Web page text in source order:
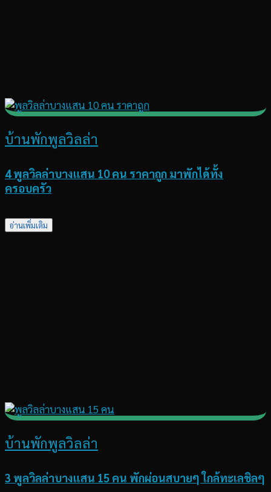
บ้านพักพูลวิลล่า
4 พูลวิลล่าบางแสน 10 คน ราคาถูก มาพักได้ทั้ง
ครอบครัว
อ่านเพิ่มเติม
บ้านพักพูลวิลล่า
3 พูลวิลล่าบางแสน 15 คน พักผ่อนสบายๆ ใกล้ทะเลชิลๆ